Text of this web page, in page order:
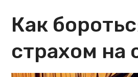
Как
страхом на